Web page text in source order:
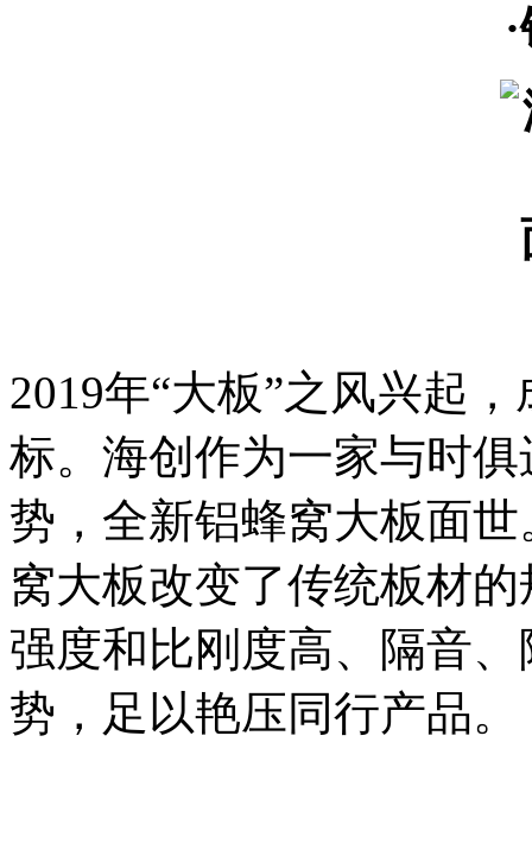
·
2019年“大板”之风兴起
标。海创作为一家与时俱
势，全新铝蜂窝大板面
窝大板改变了传统板材
强度和比刚度高、隔音
势，足以艳压同行产品。